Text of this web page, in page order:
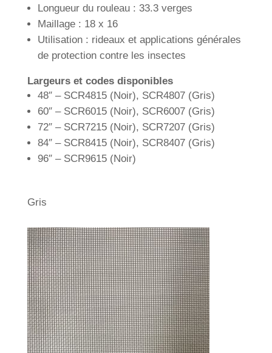
Longueur du rouleau : 33.3 verges
Maillage : 18 x 16
Utilisation : rideaux et applications générales
de protection contre les insectes
Largeurs et codes disponibles
48″ – SCR4815 (Noir), SCR4807 (Gris)
60″ – SCR6015 (Noir), SCR6007 (Gris)
72″ – SCR7215 (Noir), SCR7207 (Gris)
84″ – SCR8415 (Noir), SCR8407 (Gris)
96″ – SCR9615 (Noir)
Gris